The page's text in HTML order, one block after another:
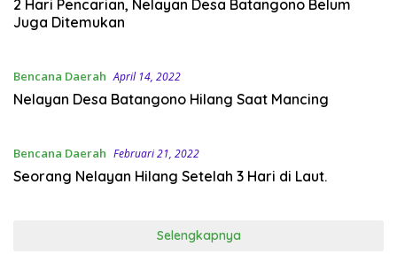
2 Hari Pencarian, Nelayan Desa Batangono Belum
Juga Ditemukan
Bencana Daerah April 14, 2022
Nelayan Desa Batangono Hilang Saat Mancing
Bencana Daerah Februari 21, 2022
Seorang Nelayan Hilang Setelah 3 Hari di Laut.
Selengkapnya